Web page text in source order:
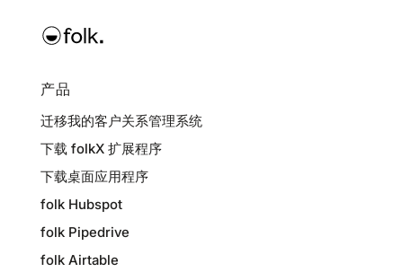
产品
迁移我的客户关系管理系统
下载 folkX 扩展程序
下载桌面应用程序
folk Hubspot
folk Pipedrive
folk Airtable